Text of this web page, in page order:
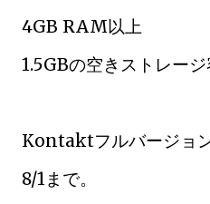
4GB RAM以上
1.5GBの空きストレー
Kontaktフルバージョン
8/1まで。